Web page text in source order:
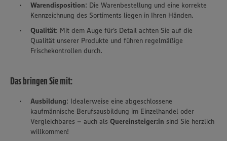
Warendisposition: Die Warenbestellung und eine korrekte
Kennzeichnung des Sortiments liegen in Ihren Händen.
Qualität: Mit dem Auge für‘s Detail achten Sie auf die
Qualität unserer Produkte und führen regelmäßige
Frischekontrollen durch.
Das bringen Sie mit:
Ausbildung: Idealerweise eine abgeschlossene
kaufmännische Berufsausbildung im Einzelhandel oder
Vergleichbares – auch als Quereinsteiger:in sind Sie herzlich
willkommen!